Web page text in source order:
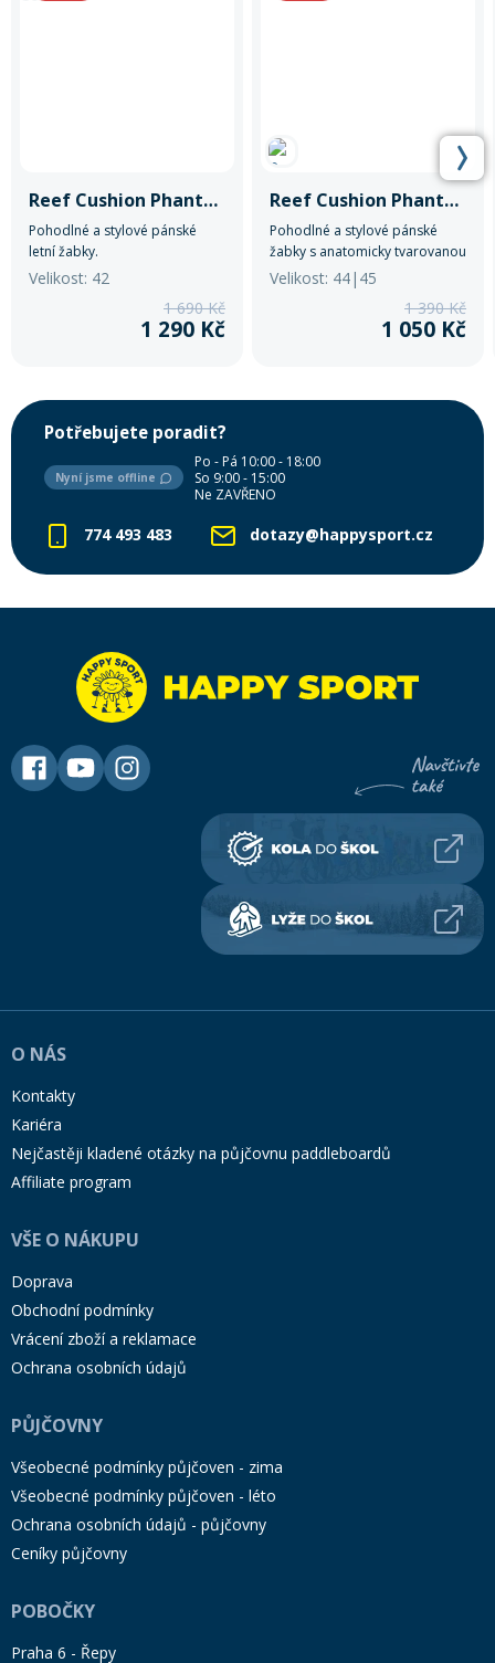
Reef Cushion Phantom Cork
Pohodlné a stylové pánské
letní žabky.
Velikost: 42
1 690 Kč
1 290 Kč
Reef Cushion Phantom
Pohodlné a stylové pánské
žabky s anatomicky tvarovanou
stélkou a odolnou podrážkou.
Velikost: 44|45
1 390 Kč
1 050 Kč
Potřebujete poradit?
Nyní jsme offline
Po - Pá 10:00 - 18:00
So 9:00 - 15:00
Ne ZAVŘENO
774 493 483 dotazy@happysport.cz
O NÁS
Kontakty
Kariéra
Nejčastěji kladené otázky na půjčovnu paddleboardů
Affiliate program
VŠE O NÁKUPU
Doprava
Obchodní podmínky
Vrácení zboží a reklamace
Ochrana osobních údajů
PŮJČOVNY
Všeobecné podmínky půjčoven - zima
Všeobecné podmínky půjčoven - léto
Ochrana osobních údajů - půjčovny
Ceníky půjčovny
POBOČKY
Praha 6 - Řepy